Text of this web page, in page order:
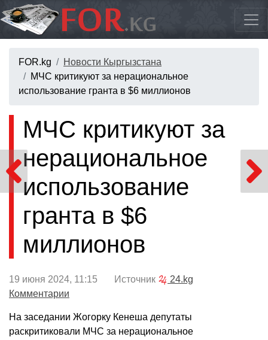
FOR.kg
Новости Кыргызстана
МЧС критикуют за нерациональное
использование гранта в $6 миллионов
МЧС критикуют за
нерациональное
использование
гранта в $6
миллионов
19 июня 2024, 11:15 Источник
24.kg
Комментарии
На заседании Жогорку Кенеша депутаты
раскритиковали МЧС за нерациональное